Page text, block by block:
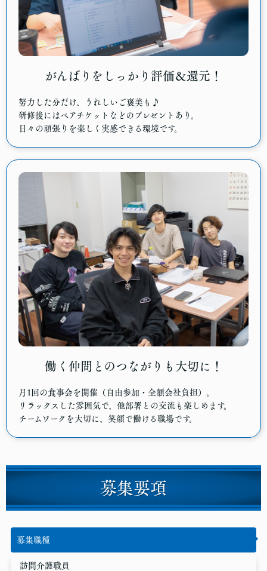
がんばりをしっかり評価＆還元！
努力した分だけ、うれしいご褒美も♪
研修後にはペアチケットなどのプレゼントあり。
日々の頑張りを楽しく実感できる環境です。
働く仲間とのつながりも大切に！
月1回の食事会を開催（自由参加・全額会社負担）。
リラックスした雰囲気で、他部署との交流も楽しめます。
チームワークを大切に、笑顔で働ける職場です。
募集要項
募集職種
訪問介護職員